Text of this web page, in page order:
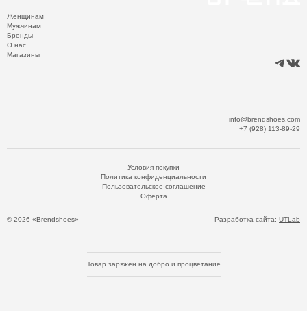
Женщинам
Мужчинам
Бренды
О нас
Магазины
info@brendshoes.com
+7 (928) 113-89-29
© 2026 «Brendshoes»
Условия покупки
Политика конфиденциальности
Пользовательское соглашение
Оферта
Разработка сайта: UTLab
Товар заряжен на добро и процветание